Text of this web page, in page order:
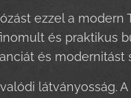
ezzel a
és praktikus
és modernitást